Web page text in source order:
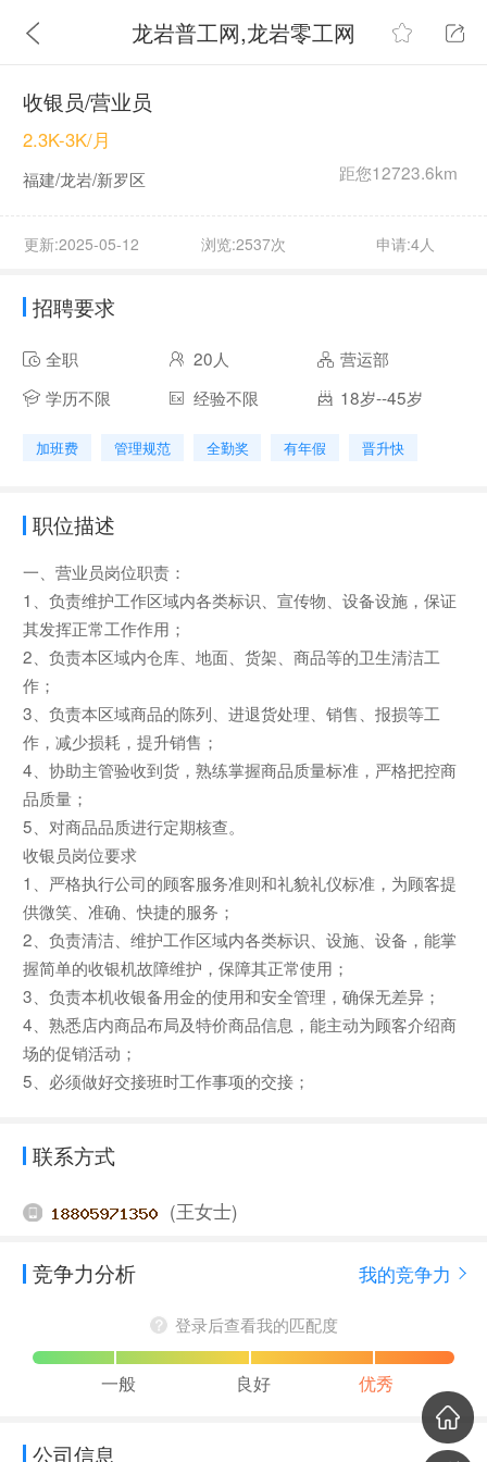
龙岩普工网,龙岩零工网
收银员/营业员
距您12723.6km
2.3K-3K/月
福建/龙岩/新罗区
更新:2025-05-12 浏览:2537次 申请:4人
招聘要求
全职 20人
营运部
学历不限
经验不限 18岁--45岁
加班费 管理规范 全勤奖 有年假 晋升快
职位描述
一、营业员岗位职责：
1、负责维护工作区域内各类标识、宣传物、设备设施，保证
其发挥正常工作作用；
2、负责本区域内仓库、地面、货架、商品等的卫生清洁工
作；
3、负责本区域商品的陈列、进退货处理、销售、报损等工
作，减少损耗，提升销售；
4、协助主管验收到货，熟练掌握商品质量标准，严格把控商
品质量；
5、对商品品质进行定期核查。
收银员岗位要求
1、严格执行公司的顾客服务准则和礼貌礼仪标准，为顾客提
供微笑、准确、快捷的服务；
2、负责清洁、维护工作区域内各类标识、设施、设备，能掌
握简单的收银机故障维护，保障其正常使用；
3、负责本机收银备用金的使用和安全管理，确保无差异；
4、熟悉店内商品布局及特价商品信息，能主动为顾客介绍商
场的促销活动；
5、必须做好交接班时工作事项的交接；
联系方式
(王女士)
竞争力分析 我的竞争力
登录后查看我的匹配度
一般 良好 优秀
公司信息